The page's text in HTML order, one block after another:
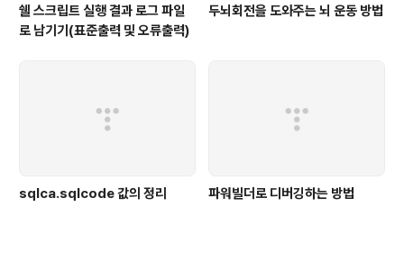
쉘 스크립트 실행 결과 로그 파일
로 남기기(표준출력 및 오류출력)
두뇌회전을 도와주는 뇌 운동 방법
sqlca.sqlcode 값의 정리 파워빌더로 디버깅하는 방법